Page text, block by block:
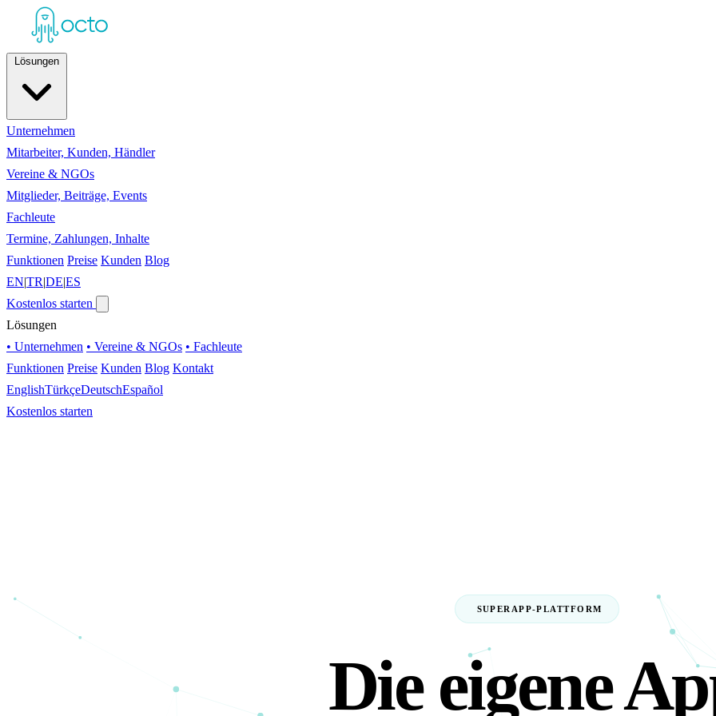
Unternehmen
Mitarbeiter, Kunden, Händler
Vereine & NGOs
Mitglieder, Beiträge, Events
Fachleute
Termine, Zahlungen, Inhalte
Funktionen Preise Kunden Blog
EN|TR|DE|ES
Kostenlos starten
Lösungen
• Unternehmen • Vereine & NGOs • Fachleute
Funktionen Preise Kunden Blog Kontakt
EnglishTürkçeDeutschEspañol
Kostenlos starten
SUPERAPP-PLATTFORM
Die eigene